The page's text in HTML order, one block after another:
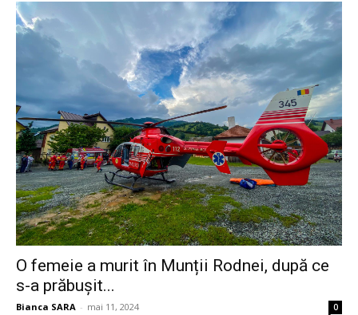
O femeie a murit în Munții Rodnei, după ce
s-a prăbușit...
Bianca SARA - mai 11, 2024 0